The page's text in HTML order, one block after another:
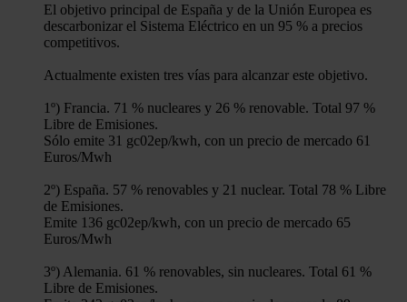
El objetivo principal de España y de la Unión Europea es
descarbonizar el Sistema Eléctrico en un 95 % a precios
competitivos.
Actualmente existen tres vías para alcanzar este objetivo.
1º) Francia. 71 % nucleares y 26 % renovable. Total 97 %
Libre de Emisiones.
Sólo emite 31 gc02ep/kwh, con un precio de mercado 61
Euros/Mwh
2º) España. 57 % renovables y 21 nuclear. Total 78 % Libre
de Emisiones.
Emite 136 gc02ep/kwh, con un precio de mercado 65
Euros/Mwh
3º) Alemania. 61 % renovables, sin nucleares. Total 61 %
Libre de Emisiones.